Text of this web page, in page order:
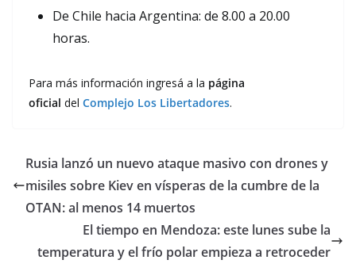
De Chile hacia Argentina: de 8.00 a 20.00
horas.
Para más información ingresá a la página
oficial del Complejo Los Libertadores.
Rusia lanzó un nuevo ataque masivo con drones y
misiles sobre Kiev en vísperas de la cumbre de la
OTAN: al menos 14 muertos
El tiempo en Mendoza: este lunes sube la
temperatura y el frío polar empieza a retroceder